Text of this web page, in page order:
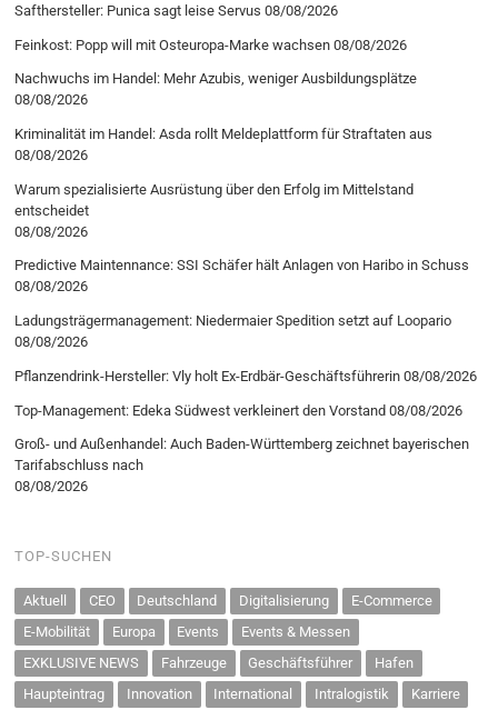
Safthersteller: Punica sagt leise Servus 08/08/2026
Feinkost: Popp will mit Osteuropa-Marke wachsen 08/08/2026
Nachwuchs im Handel: Mehr Azubis, weniger Ausbildungsplätze
08/08/2026
Kriminalität im Handel: Asda rollt Meldeplattform für Straftaten aus
08/08/2026
Warum spezialisierte Ausrüstung über den Erfolg im Mittelstand
entscheidet
08/08/2026
Predictive Maintennance: SSI Schäfer hält Anlagen von Haribo in Schuss
08/08/2026
Ladungsträgermanagement: Niedermaier Spedition setzt auf Loopario
08/08/2026
Pflanzendrink-Hersteller: Vly holt Ex-Erdbär-Geschäftsführerin 08/08/2026
Top-Management: Edeka Südwest verkleinert den Vorstand 08/08/2026
Groß- und Außenhandel: Auch Baden-Württemberg zeichnet bayerischen
Tarifabschluss nach
08/08/2026
TOP-SUCHEN
Aktuell CEO Deutschland Digitalisierung
E-Commerce
E-Mobilität
Europa Events
Events & Messen
EXKLUSIVE NEWS
Fahrzeuge Geschäftsführer
Hafen
Haupteintrag
Innovation International Intralogistik
Karriere